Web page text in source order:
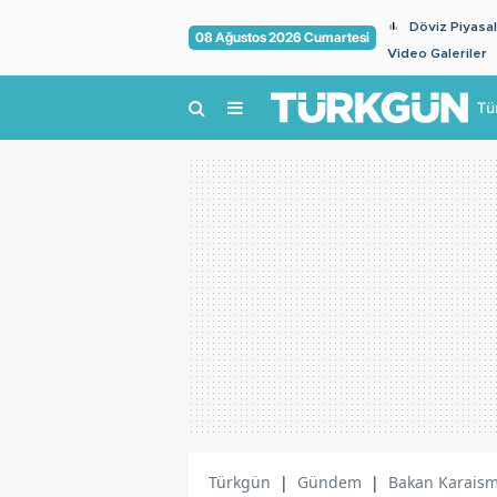
08 Ağustos 2026 Cumartesi
Döviz
Video Galeriler
Türkgün | Gündem | Bakan